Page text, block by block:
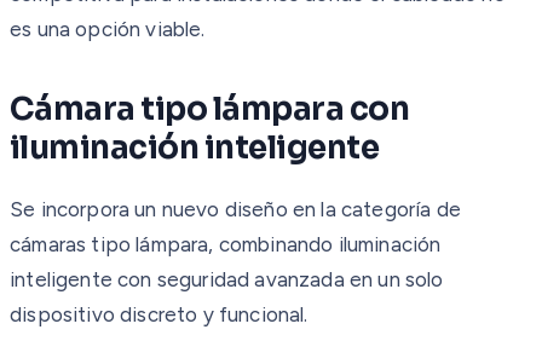
es una opción viable.
Cámara tipo lámpara con
iluminación inteligente
Se incorpora un nuevo diseño en la categoría de
cámaras tipo lámpara, combinando iluminación
inteligente con seguridad avanzada en un solo
dispositivo discreto y funcional.